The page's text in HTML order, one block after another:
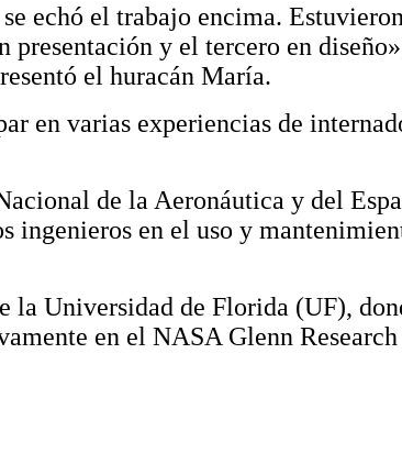
echó el trabajo encima.
y el tercero en
el huracán María.
en varias experiencias de
de la Aeronáutica y del
ingenieros en el uso y
la Universidad de Florida (UF),
en el NASA Glenn